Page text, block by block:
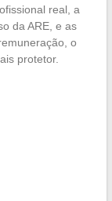
real, a
da ARE, e as
o
protetor.